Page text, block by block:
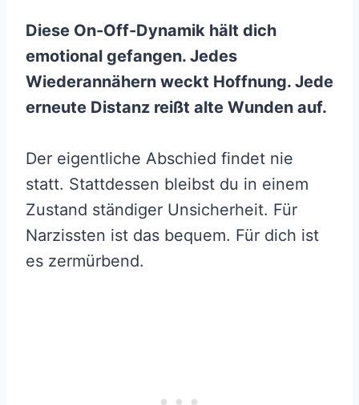
Diese On-Off-Dynamik hält dich
emotional gefangen. Jedes
Wiederannähern weckt Hoffnung. Jede
erneute Distanz reißt alte Wunden auf.
Der eigentliche Abschied findet nie
statt. Stattdessen bleibst du in einem
Zustand ständiger Unsicherheit. Für
Narzissten ist das bequem. Für dich ist
es zermürbend.